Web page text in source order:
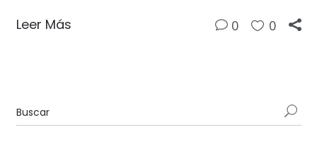
Leer Más 0 0